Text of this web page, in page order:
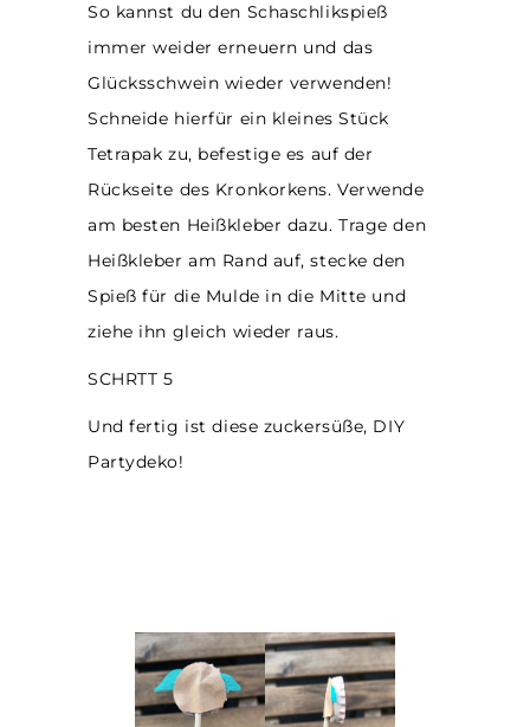
So kannst du den Schaschlikspieß
immer weider erneuern und das
Glücksschwein wieder verwenden!
Schneide hierfür ein kleines Stück
Tetrapak zu, befestige es auf der
Rückseite des Kronkorkens. Verwende
am besten Heißkleber dazu. Trage den
Heißkleber am Rand auf, stecke den
Spieß für die Mulde in die Mitte und
ziehe ihn gleich wieder raus.
SCHRTT 5
Und fertig ist diese zuckersüße, DIY
Partydeko!